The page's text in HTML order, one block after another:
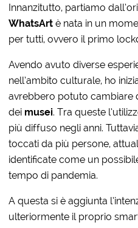
Innanzitutto, partiamo
WhatsArt è nata in un
per tutti, ovvero il primo
Avendo avuto diverse
nell’ambito culturale, ho
avrebbero potuto cambiare
dei musei. Tra queste
più diffuso negli anni.
toccati da più persone,
identificate come un
tempo di pandemia.
A questa si è aggiunta
ulteriormente il proprio